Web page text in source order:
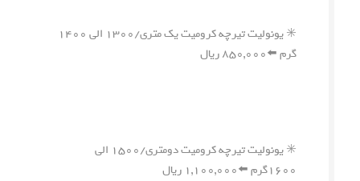
✳️ یونولیت تیرچه کرومیت یک متری/۱۳۰۰ الی ۱۴۰۰
گرم ⬅️۸۵۰,۰۰۰ ریال
✳️ یونولیت تیرچه کرومیت دومتری/۱۵۰۰ الی
۱۶۰۰گرم ⬅️۱,۱۰۰,۰۰۰ ریال